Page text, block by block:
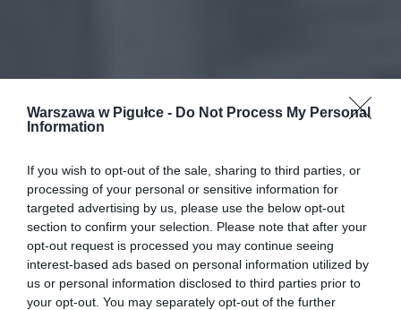
Warszawa w Pigułce - Do Not Process My Personal
Information
If you wish to opt-out of the sale, sharing to third parties, or
processing of your personal or sensitive information for
targeted advertising by us, please use the below opt-out
section to confirm your selection. Please note that after your
opt-out request is processed you may continue seeing
interest-based ads based on personal information utilized by
us or personal information disclosed to third parties prior to
your opt-out. You may separately opt-out of the further